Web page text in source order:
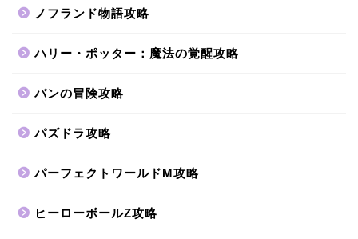
ノフランド物語攻略
ハリー・ポッター：魔法の覚醒攻略
バンの冒険攻略
パズドラ攻略
パーフェクトワールドM攻略
ヒーローボールZ攻略